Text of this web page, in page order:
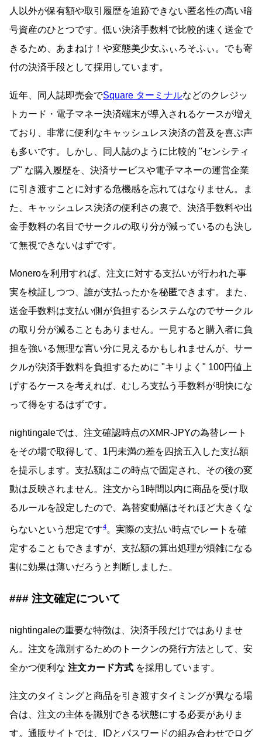
人以外が保有額や取引履歴を追跡できない匿名性の高い暗
号資産のひとつです。低い決済手数料で比較的速く送金で
きるため、あまねけ！や変態美少女ふぃろそふぃ。でも寄
付の決済手段として採用しています。
近年、同人誌即売会でSquare ターミナルなどのクレジッ
トカード・電子マネー決済端末が導入されるケースが増え
ており、非常に便利なキャッシュレス決済の普及を喜ぶ声
も多いです。しかし、同人誌のように比較的
センシティ
ブ
な購入履歴を、決済サービスや電子マネーの運営企業
に引き渡すことに対する危機感を忘れてはなりません。ま
た、キャッシュレス決済の便利さの裏で、決済手数料や出
金手数料の名目でサークルの取り分が減っているのも決し
て無視できないはずです。
Moneroを利用すれば、注文に対する支払いが行われた事
実を検証しつつ、誰が支払ったかを秘匿できます。また、
送金手数料は支払い側が負担するシステムなのでサークル
の取り分が減ることもありません。一見すると購入者に負
担を強いる無理な言い分に見えるかもしれませんが、サー
クルが決済手数料を負担するために
キリよく
100円値上
げするケースを考えれば、むしろ支払う手数料が明快にな
って得をするはずです。
nightingaleでは、注文確認時点のXMR-JPYの為替レート
をその場で取得して、1円未満の差を四捨五入した支払額
を提示します。支払額はこの時点で固定され、その後の変
動は反映されません。注文から1時間以内に商品を受け取
るルールを設定したので、為替変動幅はそれほど大きくな
らないという想定です4。実際の支払い時点でレートを確
定することもできますが、支払額の算出処理が煩雑になる
割に効果は薄いだろうと判断しました。
注文確定について
nightingaleの重要な特徴は、決済手段だけではありませ
ん。注文を識別するためのトークンの発行方法として、安
全かつ便利な 注文カード方式 を採用しています。
注文のタイミングと商品を引き渡すタイミングが異なる場
合は、注文の主体を識別できる状態にする必要がありま
す。通販サイトでは、IDとパスワードの組み合わせでログ